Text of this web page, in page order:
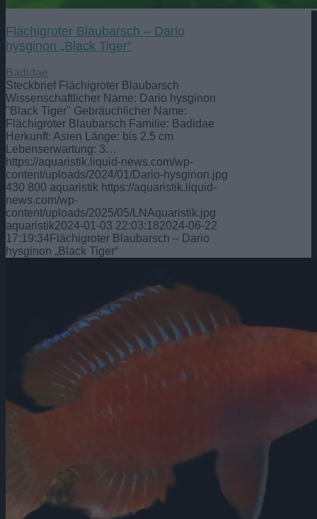
Flächigroter Blaubarsch – Dario
hysginon „Black Tiger“
Badidae
Steckbrief Flächigroter Blaubarsch
Wissenschaftlicher Name: Dario hysginon
"Black Tiger" Gebräuchlicher Name:
Flächigroter Blaubarsch Familie: Badidae
Herkunft: Asien Länge: bis 2,5 cm
Lebenserwartung: 3…
https://aquaristik.liquid-news.com/wp-
content/uploads/2024/01/Dario-hysginon.jpg
430 800 aquaristik https://aquaristik.liquid-
news.com/wp-
content/uploads/2025/05/LNAquaristik.jpg
aquaristik2024-01-03 22:03:182024-06-22
17:19:34 Flächigroter Blaubarsch – Dario
hysginon „Black Tiger“